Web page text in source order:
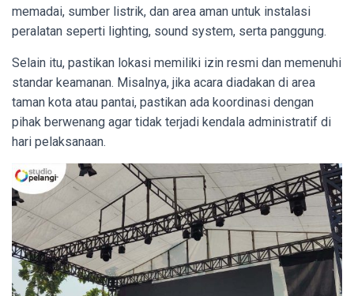
memadai, sumber listrik, dan area aman untuk instalasi
peralatan seperti lighting, sound system, serta panggung.
Selain itu, pastikan lokasi memiliki izin resmi dan memenuhi
standar keamanan. Misalnya, jika acara diadakan di area
taman kota atau pantai, pastikan ada koordinasi dengan
pihak berwenang agar tidak terjadi kendala administratif di
hari pelaksanaan.